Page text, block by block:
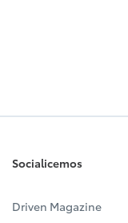
Socialicemos
Driven Magazine